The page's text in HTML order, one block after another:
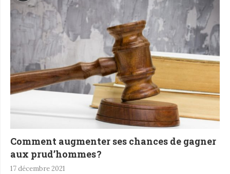
Comment augmenter ses chances de gagner
aux prud’hommes ?
17 décembre 2021